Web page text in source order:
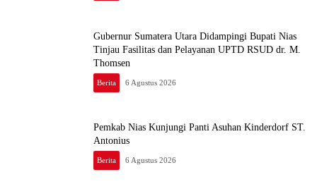
Gubernur Sumatera Utara Didampingi Bupati Nias
Tinjau Fasilitas dan Pelayanan UPTD RSUD dr. M.
Thomsen
Berita 6 Agustus 2026
Pemkab Nias Kunjungi Panti Asuhan Kinderdorf ST.
Antonius
Berita 6 Agustus 2026